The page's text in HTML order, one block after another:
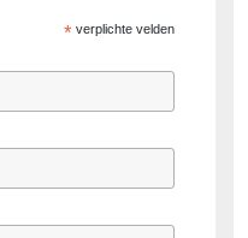
*verplichte velden